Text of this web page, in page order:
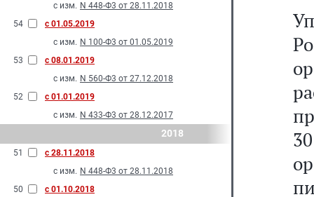
с изм. N 448-Ф3 от 28.11.2018
54
с 01.05.2019
с изм. N 100-Ф3 от 01.05.2019
53
с 08.01.2019
с изм. N 560-Ф3 от 27.12.2018
52
с 01.01.2019
с изм. N 433-Ф3 от 28.12.2017
2018
51
с 28.11.2018
с изм. N 448-Ф3 от 28.11.2018
50
с 01.10.2018